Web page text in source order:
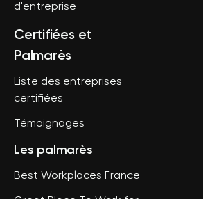
d'entreprise
Certifiées et
Palmarès
Liste des entreprises
certifiées
Témoignages
Les palmarès
Best Workplaces France